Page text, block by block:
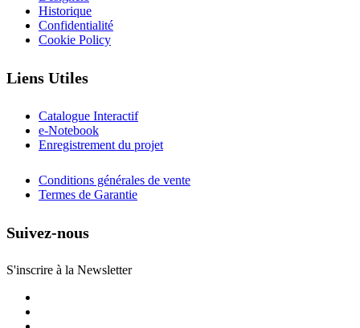
Historique
Confidentialité
Cookie Policy
Liens Utiles
Catalogue Interactif
e-Notebook
Enregistrement du projet
Conditions générales de vente
Termes de Garantie
Suivez-nous
S'inscrire à la Newsletter